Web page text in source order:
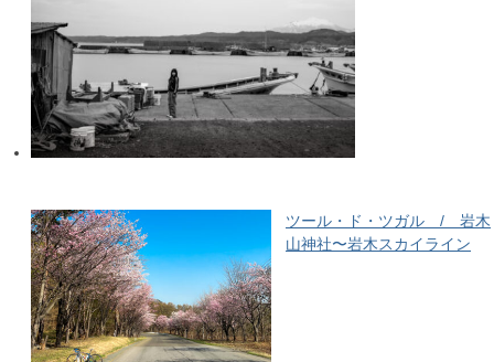
ツール・ド・ツガル / 岩木
山神社〜岩木スカイライン